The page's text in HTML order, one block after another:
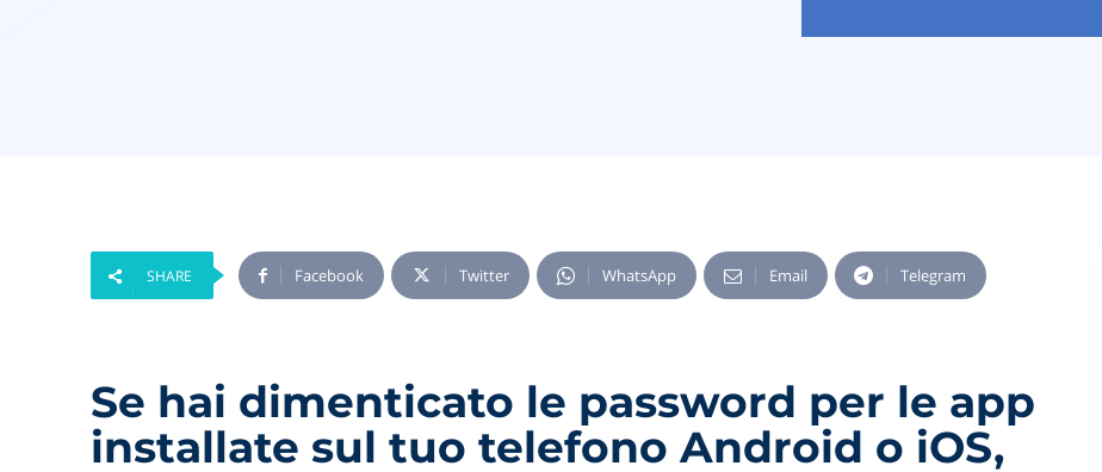
SHARE Facebook Twitter WhatsApp Email Telegram
Se hai dimenticato le password per le app
installate sul tuo telefono Android o iOS,